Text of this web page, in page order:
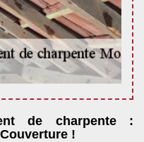
de charpente :
!